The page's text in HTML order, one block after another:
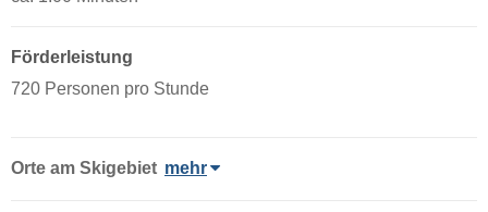
Förderleistung
720 Personen pro Stunde
Orte am Skigebiet mehr